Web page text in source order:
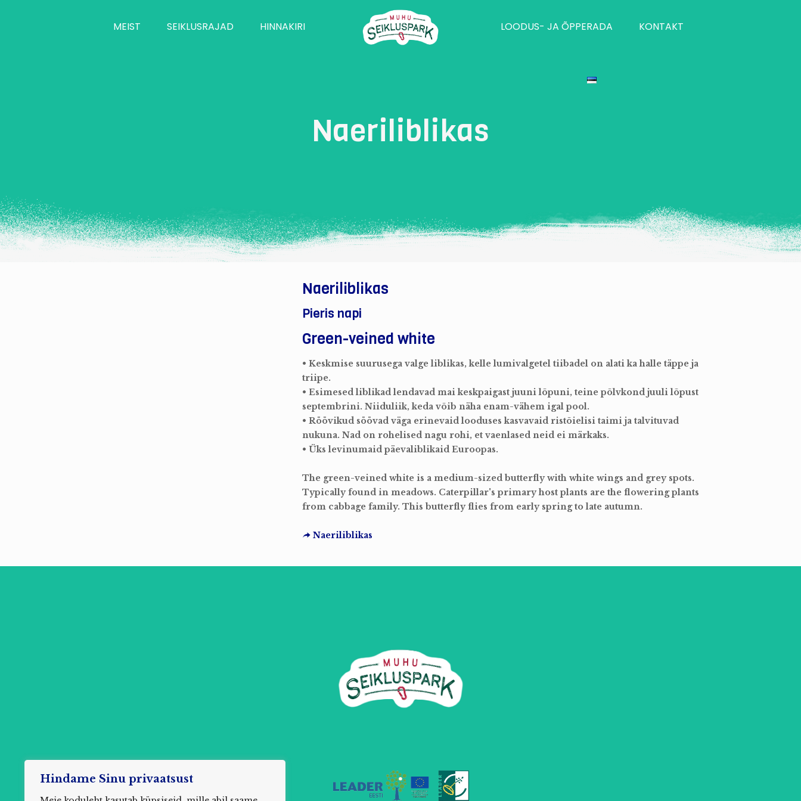
Hindame Sinu privaatsust
MEIST SEIKLUSRAJAD HINNAKIRI LOODUS- JA ÕPPERADA KONTAKT
Naeriliblikas
Naeriliblikas
Pieris napi
Green-veined white
• Keskmise suurusega valge liblikas, kelle lumivalgetel tiibadel on alati ka halle täppe ja
triipe.
• Esimesed liblikad lendavad mai keskpaigast juuni lõpuni, teine põlvkond juuli lõpust
septembrini. Niiduliik, keda võib näha enam-vähem igal pool.
• Röövikud söövad väga erinevaid looduses kasvavaid ristõielisi taimi ja talvituvad
nukuna. Nad on rohelised nagu rohi, et vaenlased neid ei märkaks.
• Üks levinumaid päevaliblikaid Euroopas.
The green-veined white is a medium-sized butterfly with white wings and grey spots.
Typically found in meadows. Caterpillar's primary host plants are the flowering plants
from cabbage family. This butterfly flies from early spring to late autumn.
Naeriliblikas